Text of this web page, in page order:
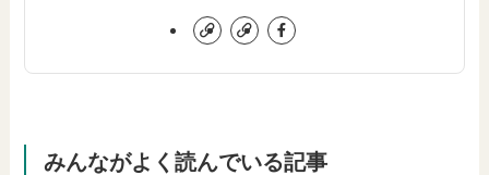
みんながよく読んでいる記事